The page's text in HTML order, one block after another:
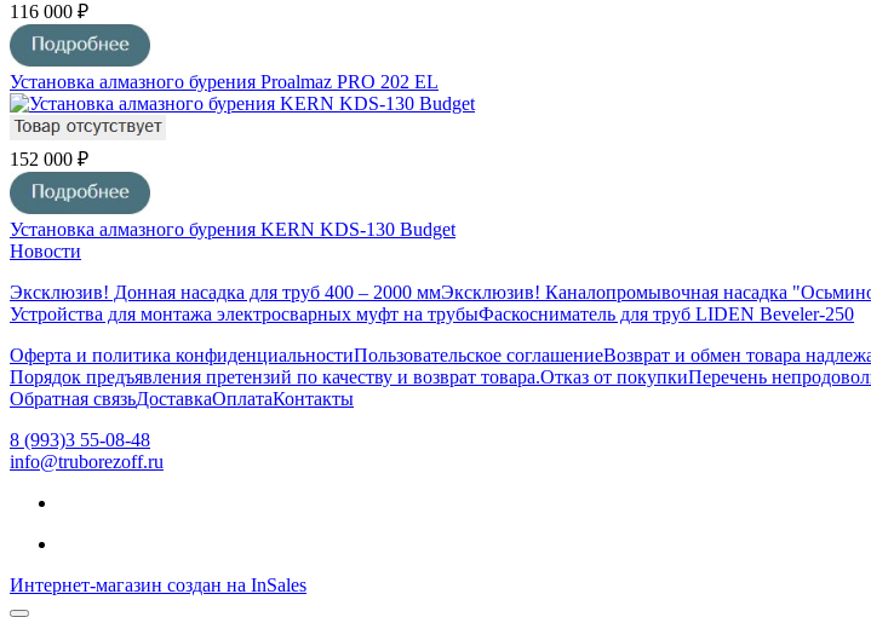
116 000 ₽
Установка алмазного бурения Proalmaz PRO 202 EL
152 000 ₽
Установка алмазного бурения KERN KDS-130 Budget
Новости
Эксклюзив! Донная насадка для труб 400 – 2000 ммЭксклюзив! Каналопромывочная насадка
Устройства для монтажа электросварных муфт на трубыФаскосниматель для труб LIDEN Beveler-250
Оферта и политика конфиденциальностиПользовательское соглашениеВозврат и обмен товара
Порядок предъявления претензий по качеству и возврат товара.Отказ от покупкиПеречень
Обратная связьДоставкаОплатаКонтакты
8 (993)3 55-08-48
info@truborezoff.ru
Интернет-магазин создан на InSales